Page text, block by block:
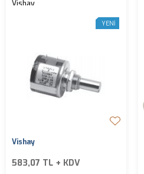
Vishay
YENI
Vishay
583,07 TL + KDV